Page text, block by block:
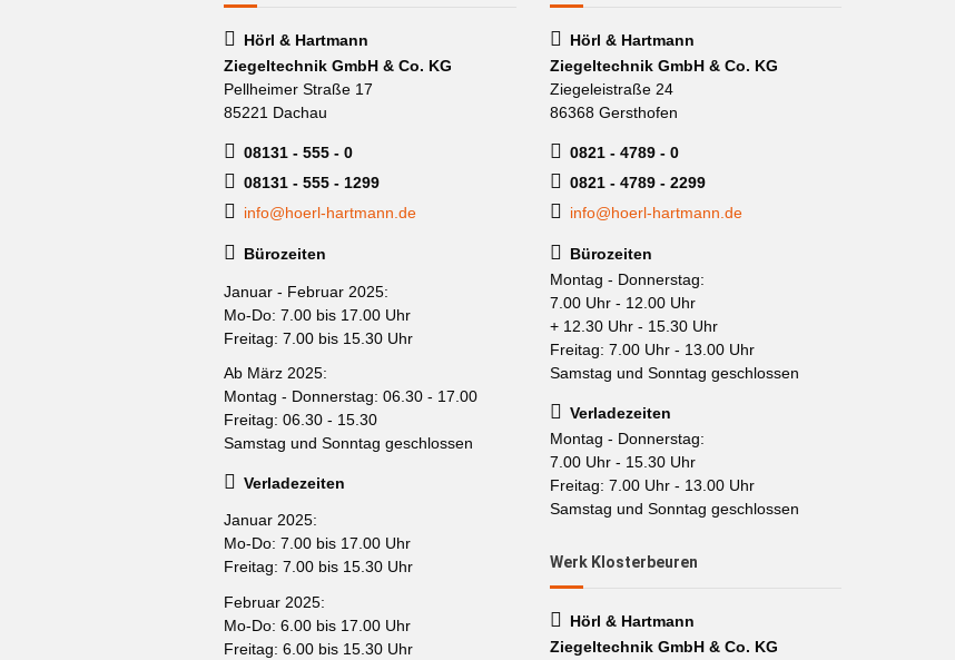
Hörl & Hartmann
Ziegeltechnik GmbH & Co. KG
Pellheimer Straße 17
85221 Dachau
08131 - 555 - 0
08131 - 555 - 1299
info@hoerl-hartmann.de
Bürozeiten
Januar - Februar 2025:
Mo-Do: 7.00 bis 17.00 Uhr
Freitag: 7.00 bis 15.30 Uhr
Ab März 2025:
Montag - Donnerstag: 06.30 - 17.00
Freitag: 06.30 - 15.30
Samstag und Sonntag geschlossen
Verladezeiten
Januar 2025:
Mo-Do: 7.00 bis 17.00 Uhr
Freitag: 7.00 bis 15.30 Uhr
Februar 2025:
Mo-Do: 6.00 bis 17.00 Uhr
Freitag: 6.00 bis 15.30 Uhr
Hörl & Hartmann
Ziegeltechnik GmbH & Co. KG
Ziegeleistraße 24
86368 Gersthofen
0821 - 4789 - 0
0821 - 4789 - 2299
info@hoerl-hartmann.de
Bürozeiten
Montag - Donnerstag:
7.00 Uhr - 12.00 Uhr
+ 12.30 Uhr - 15.30 Uhr
Freitag: 7.00 Uhr - 13.00 Uhr
Samstag und Sonntag geschlossen
Verladezeiten
Montag - Donnerstag:
7.00 Uhr - 15.30 Uhr
Freitag: 7.00 Uhr - 13.00 Uhr
Samstag und Sonntag geschlossen
Werk Klosterbeuren
Hörl & Hartmann
Ziegeltechnik GmbH & Co. KG